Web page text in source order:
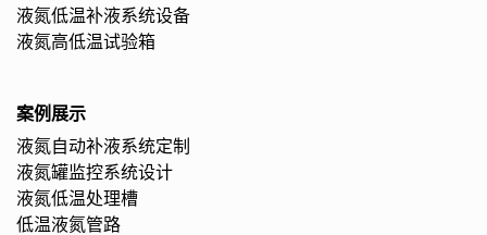
液氮低温补液系统设备
液氮高低温试验箱
案例展示
液氮自动补液系统定制
液氮罐监控系统设计
液氮低温处理槽
低温液氮管路